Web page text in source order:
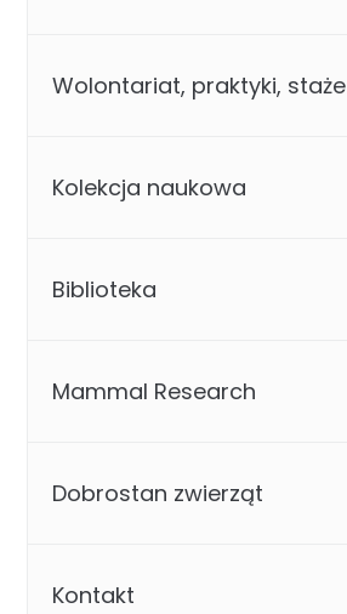
Wolontariat, praktyki, staże
Kolekcja naukowa
Biblioteka
Mammal Research
Dobrostan zwierząt
Kontakt